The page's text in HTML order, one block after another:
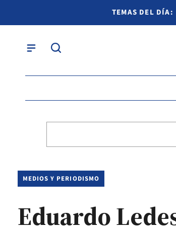
TEMAS DEL DÍA:
MEDIOS Y PERIODISMO
Eduardo